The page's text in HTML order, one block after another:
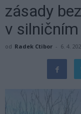
zásady
v
od Radek Ctibor - 6. 4.